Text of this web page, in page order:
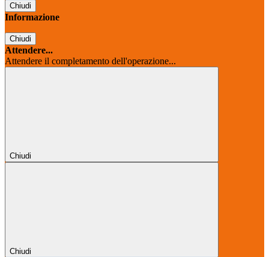
Chiudi
Informazione
Chiudi
Attendere...
Attendere il completamento dell'operazione...
Chiudi
Chiudi